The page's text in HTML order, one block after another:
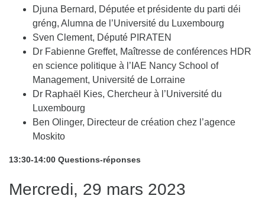
Djuna Bernard, Députée et présidente du parti déi
gréng, Alumna de l’Université du Luxembourg
Sven Clement, Député PIRATEN
Dr Fabienne Greffet, Maîtresse de conférences HDR
en science politique à l’IAE Nancy School of
Management, Université de Lorraine
Dr Raphaël Kies, Chercheur à l’Université du
Luxembourg
Ben Olinger, Directeur de création chez l’agence
Moskito
13:30-14:00 Questions-réponses
Mercredi, 29 mars 2023